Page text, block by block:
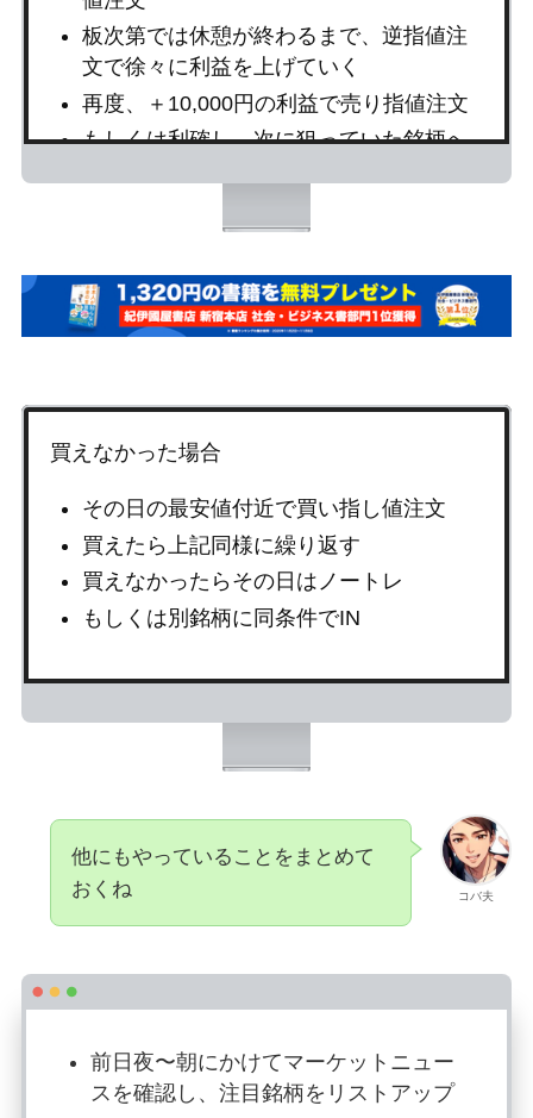
板次第では休憩が終わるまで、逆指値注
文で徐々に利益を上げていく
再度、＋10,000円の利益で売り指値注文
もしくは利確し、次に狙っていた銘柄へ
買えなかった場合
その日の最安値付近で買い指し値注文
買えたら上記同様に繰り返す
買えなかったらその日はノートレ
もしくは別銘柄に同条件でIN
コバ夫
他にもやっていることをまとめて
おくね
前日夜〜朝にかけてマーケットニュー
スを確認し、注目銘柄をリストアップ